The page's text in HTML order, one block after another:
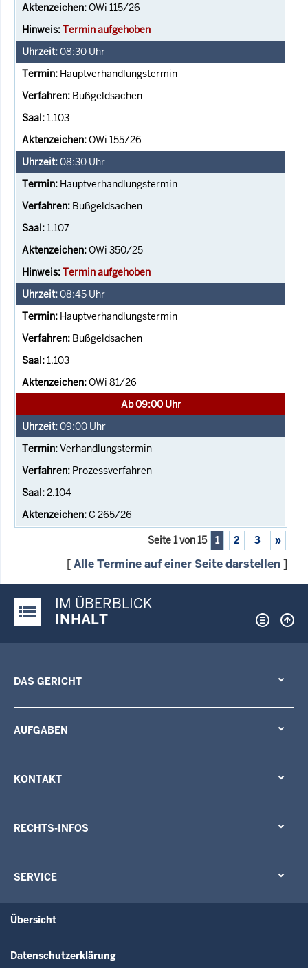
OWi 115/26
Termin aufgehoben
08:30 Uhr
Hauptverhandlungstermin
Bußgeldsachen
1.103
OWi 155/26
08:30 Uhr
Hauptverhandlungstermin
Bußgeldsachen
1.107
OWi 350/25
Termin aufgehoben
08:45 Uhr
Hauptverhandlungstermin
Bußgeldsachen
1.103
OWi 81/26
Ab 09:00 Uhr
09:00 Uhr
Verhandlungstermin
Prozessverfahren
2.104
C 265/26
Seite 1 von 15 1 2 3 »
[Alle Termine auf einer Seite darstellen ]
Justiz-Portal im Überblick:
IM ÜBERBLICK
INHALT
DAS GERICHT
AUFGABEN
KONTAKT
RECHTS-INFOS
SERVICE
Übersicht
Datenschutzerklärung